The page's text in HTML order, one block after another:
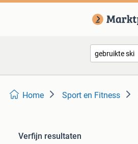
Home Sport en Fitness
Verfijn resultaten